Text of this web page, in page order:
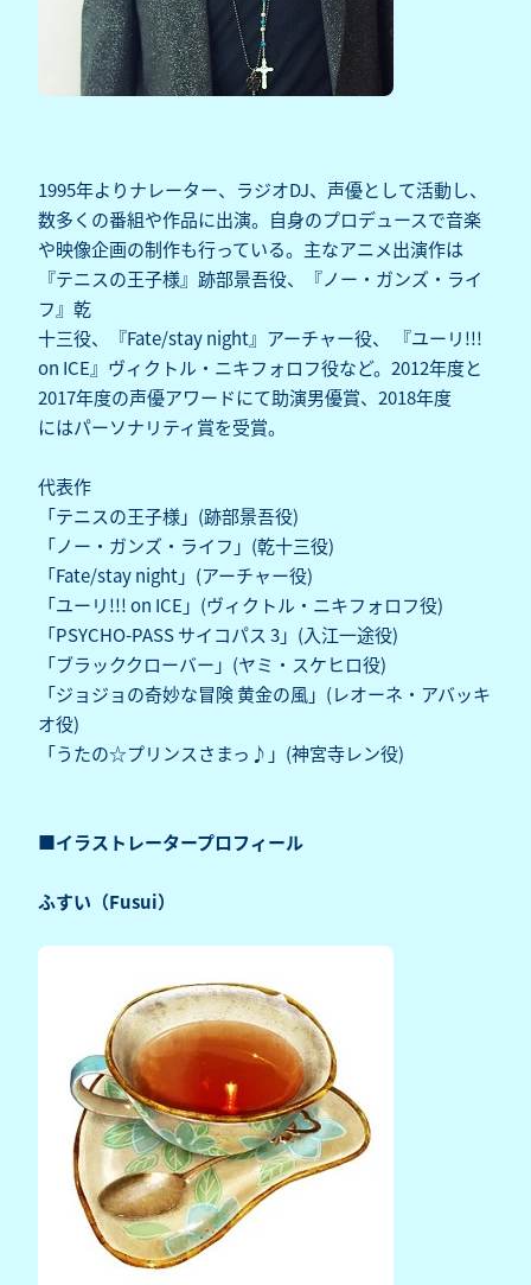
1995年よりナレーター、ラジオDJ、声優として活動し、
数多くの番組や作品に出演。自身のプロデュースで音楽
や映像企画の制作も行っている。主なアニメ出演作は
『テニスの王子様』跡部景吾役、『ノー・ガンズ・ライ
フ』乾
十三役、『Fate/stay night』アーチャー役、 『ユーリ!!!
on ICE』ヴィクトル・ニキフォロフ役など。2012年度と
2017年度の声優アワードにて助演男優賞、2018年度
にはパーソナリティ賞を受賞。
代表作
「テニスの王子様」(跡部景吾役)
「ノー・ガンズ・ライフ」(乾十三役)
「Fate/stay night」(アーチャー役)
「ユーリ!!! on ICE」(ヴィクトル・ニキフォロフ役)
「PSYCHO-PASS サイコパス 3」(入江一途役)
「ブラッククローバー」(ヤミ・スケヒロ役)
「ジョジョの奇妙な冒険 黄金の風」(レオーネ・アバッキ
オ役)
「うたの☆プリンスさまっ♪」(神宮寺レン役)
■イラストレータープロフィール
ふすい（Fusui）